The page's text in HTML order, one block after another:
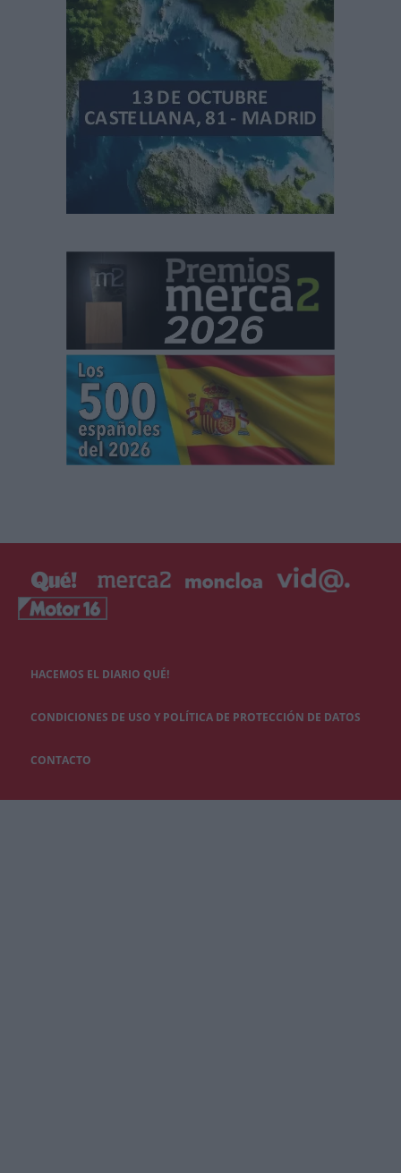
HACEMOS EL DIARIO QUÉ!
CONDICIONES DE USO Y POLÍTICA DE PROTECCIÓN DE DATOS
CONTACTO